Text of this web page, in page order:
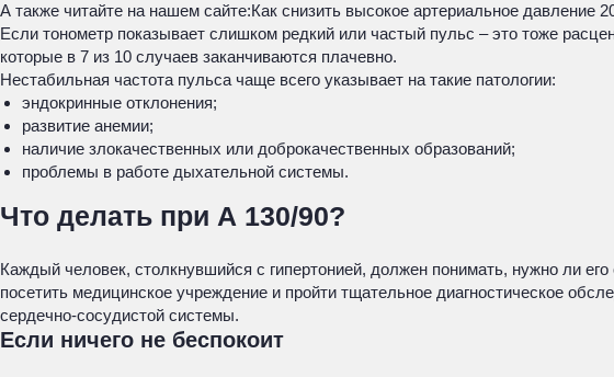
А также читайте на нашем сайте:Как снизить высокое артериальное давление
Если тонометр показывает слишком редкий или частый пульс – это тоже
которые в 7 из 10 случаев заканчиваются плачевно.
Нестабильная частота пульса чаще всего указывает на такие патологии:
эндокринные отклонения;
развитие анемии;
наличие злокачественных или доброкачественных образований;
проблемы в работе дыхательной системы.
Что делать при А 130/90?
Каждый человек, столкнувшийся с гипертонией, должен понимать, нужно ли
посетить медицинское учреждение и пройти тщательное диагностическое
сердечно-сосудистой системы.
Если ничего не беспокоит